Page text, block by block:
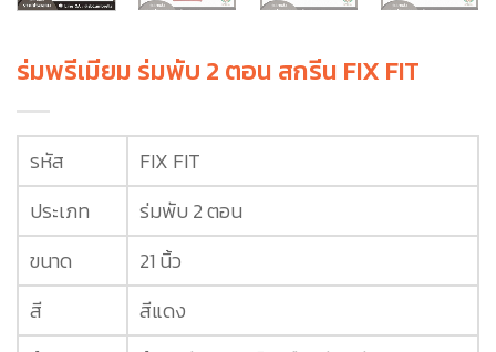
ร่มพรีเมียม ร่มพับ 2 ตอน สกรีน FIX FIT
รหัส
FIX FIT
ประเภท
ร่มพับ 2 ตอน
ขนาด
21 นิ้ว
สี
สีแดง